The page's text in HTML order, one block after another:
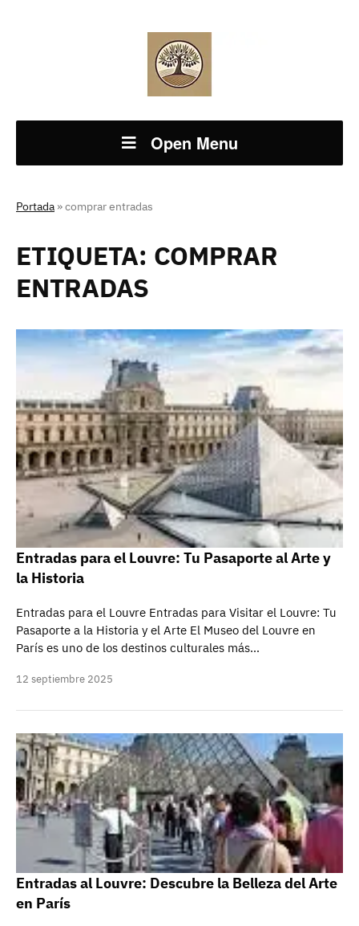
Open Menu
Portada »comprar entradas
ETIQUETA: COMPRAR
ENTRADAS
Entradas para el Louvre: Tu Pasaporte al Arte y
la Historia
Entradas para el Louvre Entradas para Visitar el Louvre: Tu
Pasaporte a la Historia y el Arte El Museo del Louvre en
París es uno de los destinos culturales más…
12 septiembre 2025
Entradas al Louvre: Descubre la Belleza del Arte
en París